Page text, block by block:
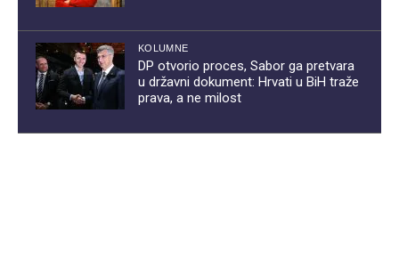
KOLUMNE
DP otvorio proces, Sabor ga pretvara
u državni dokument: Hrvati u BiH traže
prava, a ne milost